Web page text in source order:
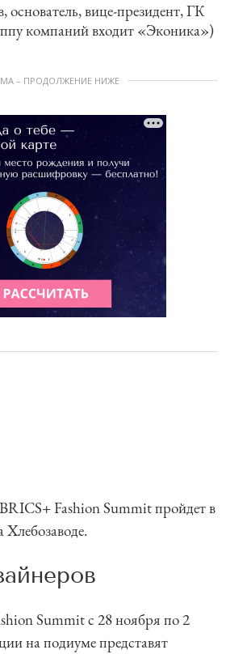
основатель, вице-президент, ГК
компаний входит «Эконика»)
– ПРОДОЛЖЕНИЕ НИЖЕ
Fashion Summit пройдет в
Summit с 28 ноября по 2
на подиуме представят